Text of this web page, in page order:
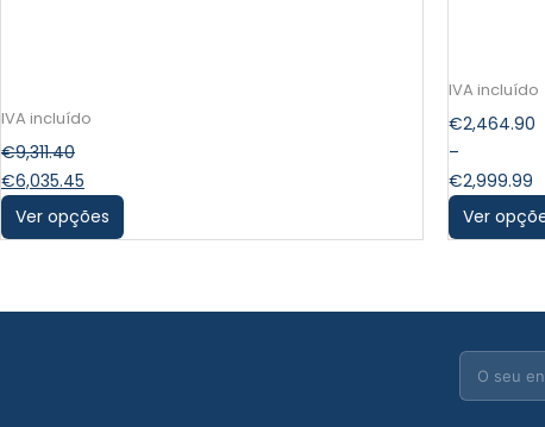
€9,311.40
€6,035.45
Ver opções
€2,464.90
–
€2,999.99
Ver